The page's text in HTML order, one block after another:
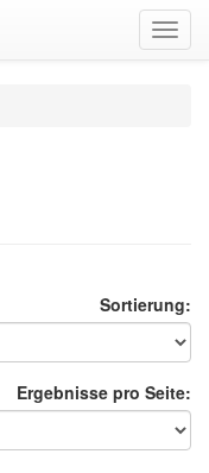
Sortierung:
Ergebnisse pro Seite: